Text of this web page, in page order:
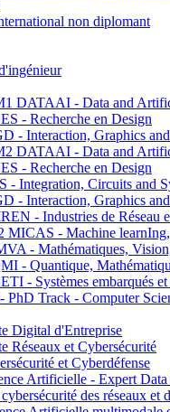
non diplomant
DATAAI - Data and
- Recherche en Design
- Interaction, Graphics
DATAAI - Data and
- Recherche en Design
- Integration, Circuits and
- Interaction, Graphics
- Industries de Réseau
- Machine
- Mathématiques,
- Quantique,
- Systèmes embarqués
Track - Computer
Digital d'Entreprise
Réseaux et Cybersécurité
et Cyberdéfense
Artificielle - Expert
des réseaux et